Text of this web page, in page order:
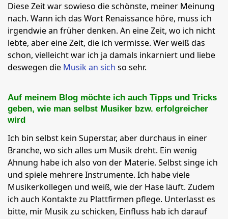
Diese Zeit war sowieso die schönste, meiner Meinung
nach. Wann ich das Wort Renaissance höre, muss ich
irgendwie an früher denken. An eine Zeit, wo ich nicht
lebte, aber eine Zeit, die ich vermisse. Wer weiß das
schon, vielleicht war ich ja damals inkarniert und liebe
deswegen die Musik an sich so sehr.
Auf meinem Blog möchte ich auch Tipps und Tricks
geben, wie man selbst Musiker bzw. erfolgreicher
wird
Ich bin selbst kein Superstar, aber durchaus in einer
Branche, wo sich alles um Musik dreht. Ein wenig
Ahnung habe ich also von der Materie. Selbst singe ich
und spiele mehrere Instrumente. Ich habe viele
Musikerkollegen und weiß, wie der Hase läuft. Zudem
ich auch Kontakte zu Plattfirmen pflege. Unterlasst es
bitte, mir Musik zu schicken, Einfluss hab ich darauf